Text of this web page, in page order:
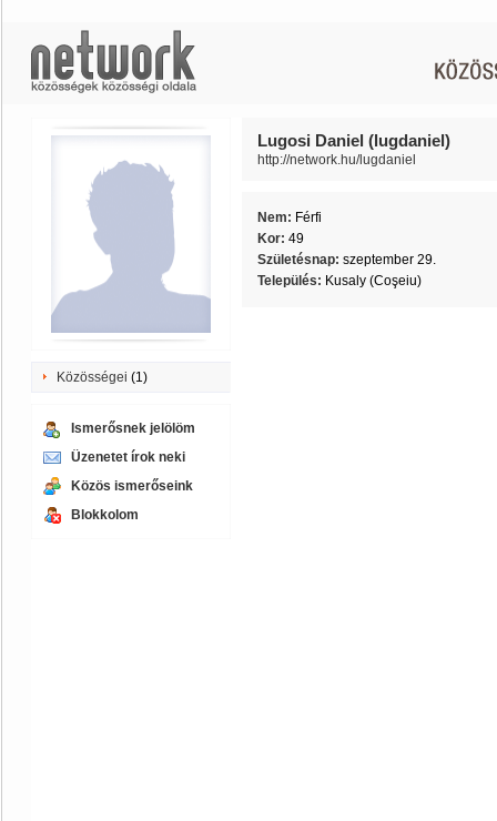
Közösségei (1)
Ismerősnek jelölöm
Üzenetet írok neki
Közös ismerőseink
Blokkolom
Lugosi Daniel (lugdaniel)
http://network.hu/lugdaniel
Nem: Férfi
Kor: 49
Születésnap: szeptember 29.
Település: Kusaly (Coşeiu)